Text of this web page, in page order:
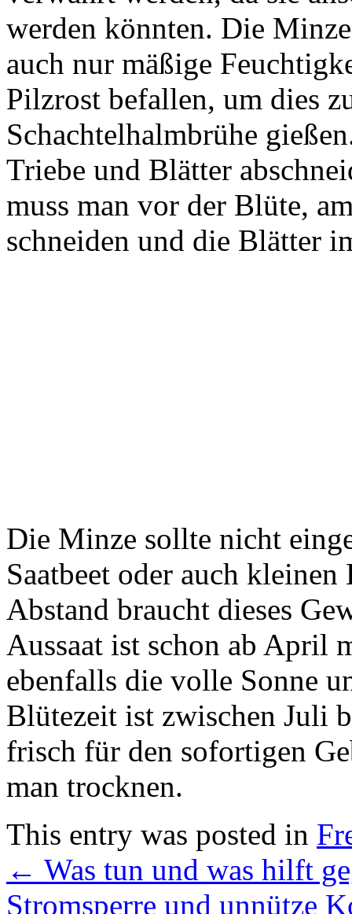
werden könnten. Die
auch nur mäßige
Pilzrost befallen, um dies
Schachtelhalmbrühe
Triebe und Blätter
muss man vor der Blüte,
schneiden und die Blätter
Die Minze sollte nicht
Saatbeet oder auch
Abstand braucht dieses
Aussaat ist schon ab April
ebenfalls die volle Sonne
Blütezeit ist zwischen Juli
frisch für den sofortigen
man trocknen.
This entry was posted in
← Was tun und was hilft
Stromsperre und unnütze